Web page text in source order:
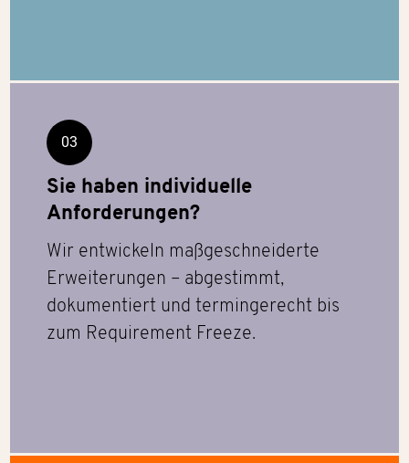
03
Sie haben individuelle
Anforderungen?
Wir entwickeln maßgeschneiderte
Erweiterungen – abgestimmt,
dokumentiert und termingerecht bis
zum Requirement Freeze.